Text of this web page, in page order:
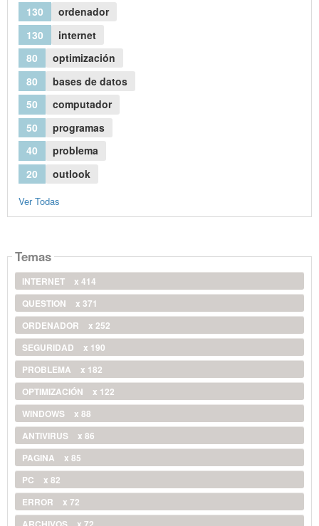
130
ordenador
130
internet
80
optimización
80
bases de datos
50
computador
50
programas
40
problema
20
outlook
Ver Todas
Temas
INTERNET
x 414
QUESTION
x 371
ORDENADOR
x 252
SEGURIDAD
x 190
PROBLEMA
x 182
OPTIMIZACIÓN
x 122
WINDOWS
x 88
ANTIVIRUS
x 86
PAGINA
x 85
PC
x 82
ERROR
x 72